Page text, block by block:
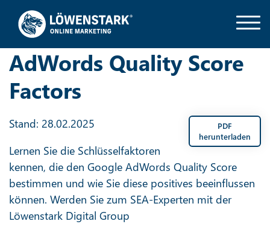
AdWords Quality Score
Factors
PDF
herunterladen
Stand: 28.02.2025
Lernen Sie die Schlüsselfaktoren
kennen, die den Google AdWords Quality Score
bestimmen und wie Sie diese positives beeinflussen
können. Werden Sie zum SEA-Experten mit der
Löwenstark Digital Group